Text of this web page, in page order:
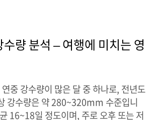
량 분석 – 여행에 미치는 영
중 강수량이 많은 달 중 하나로, 전년도
강수량은 약 280~320mm 수준입니
16~18일 정도이며, 주로 오후 또는 저